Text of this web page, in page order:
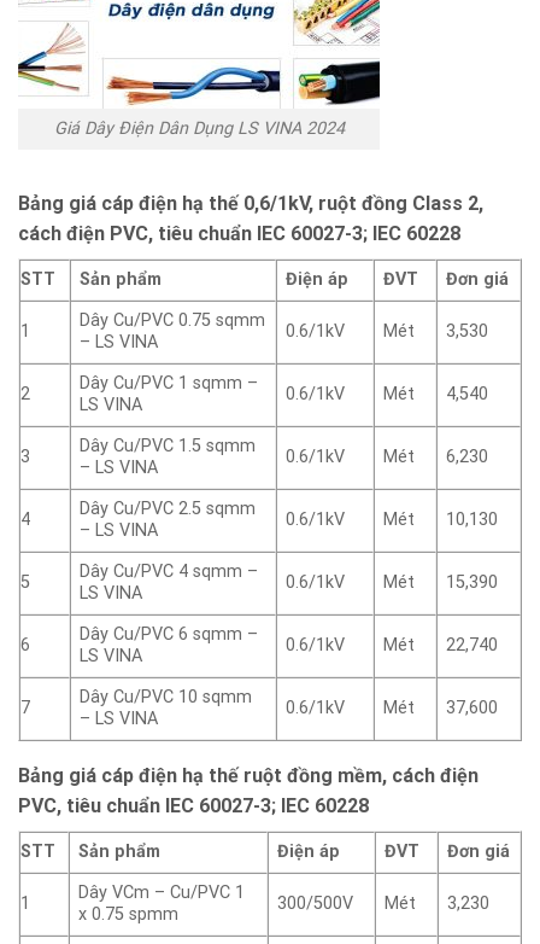
Giá Dây Điện Dân Dụng LS VINA 2024
Bảng giá cáp điện hạ thế 0,6/1kV, ruột đồng Class 2,
cách điện PVC, tiêu chuẩn IEC 60027-3; IEC 60228
STT Sản phẩm Điện áp ĐVT Đơn giá
1
Dây Cu/PVC 0.75 sqmm
– LS VINA
0.6/1kV Mét 3,530
2
Dây Cu/PVC 1 sqmm –
LS VINA
0.6/1kV Mét 4,540
3
Dây Cu/PVC 1.5 sqmm
– LS VINA
0.6/1kV Mét 6,230
4
Dây Cu/PVC 2.5 sqmm
– LS VINA
0.6/1kV Mét 10,130
5
Dây Cu/PVC 4 sqmm –
LS VINA
0.6/1kV Mét 15,390
6
Dây Cu/PVC 6 sqmm –
LS VINA
0.6/1kV Mét 22,740
7
Dây Cu/PVC 10 sqmm
– LS VINA
0.6/1kV Mét 37,600
Bảng giá cáp điện hạ thế ruột đồng mềm, cách điện
PVC, tiêu chuẩn IEC 60027-3; IEC 60228
STT Sản phẩm Điện áp ĐVT Đơn giá
1
Dây VCm – Cu/PVC 1
x 0.75 spmm
300/500V Mét 3,230